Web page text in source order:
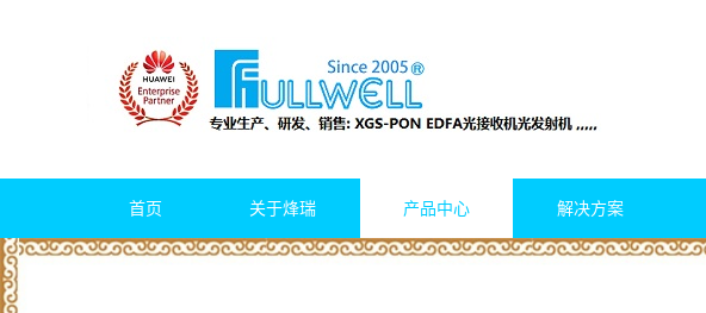
首页 关于烽瑞 产品中心 解决方案